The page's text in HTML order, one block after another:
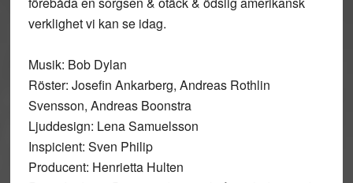
verklighet vi kan se idag.
Musik: Bob Dylan
Röster: Josefin Ankarberg, Andreas Rothlin
Svensson, Andreas Boonstra
Ljuddesign: Lena Samuelsson
Inspicient: Sven Philip
Producent: Henrietta Hulten